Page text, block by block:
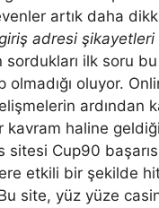
artık daha
adresi şikayetleri
sordukları ilk soru
olmadığı oluyor.
ardından
kavram haline
sitesi Cup90
etkili bir şekilde
site, yüz yüze